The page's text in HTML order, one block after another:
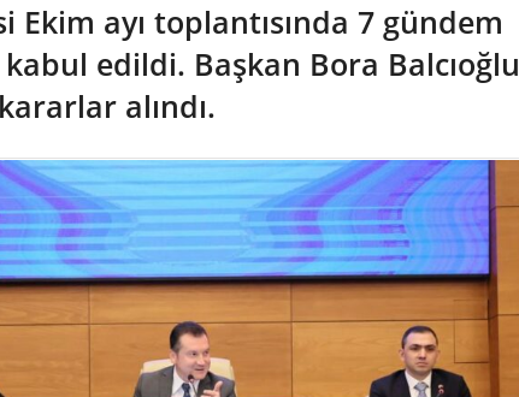
Ekim ayı toplantısında 7 gündem
edildi. Başkan Bora Balcıoğlu
alındı.